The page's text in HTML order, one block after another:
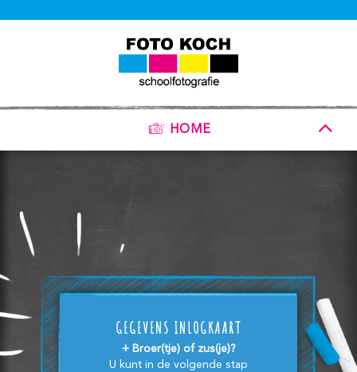
HOME
GEGEVENS INLOGKAART
+ Broer(tje) of zus(je)?
U kunt in de volgende stap